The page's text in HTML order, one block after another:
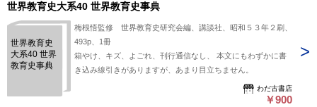
世界教育史大系40 世界教育史事典
世界教育史
大系40 世界
教育史事典
梅根悟監修 世界教育史研究会編、講談社、昭和５３年２刷、
493p、1冊
箱やけ、キズ、よごれ、刊行通信なし、 本文にもわずかに書
き込み線引きがありますが、あまり目立ちません。
わだ古書店
￥900